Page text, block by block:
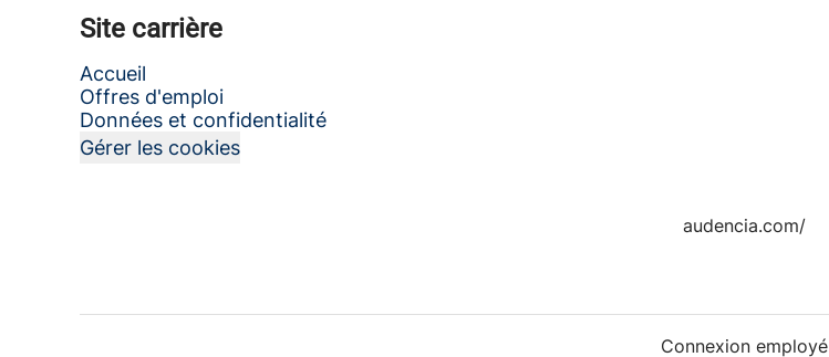
Site carrière
Accueil
Offres d'emploi
Données et confidentialité
Gérer les cookies
audencia.com/
Connexion employé